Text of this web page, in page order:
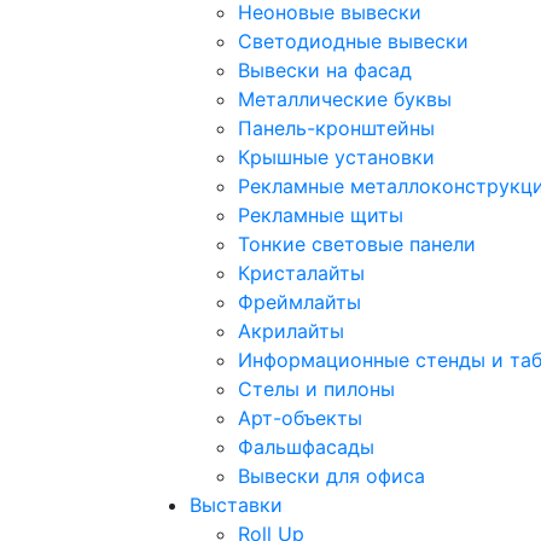
Неоновые вывески
Светодиодные вывески
Вывески на фасад
Металлические буквы
Панель-кронштейны
Крышные установки
Рекламные
Рекламные щиты
Тонкие световые панели
Кристалайты
Фреймлайты
Акрилайты
Информационные стенды и
Стелы и пилоны
Арт-объекты
Фальшфасады
Вывески для офиса
Выставки
Roll Up